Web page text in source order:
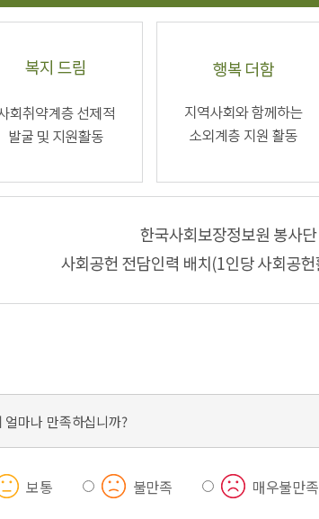
마나 만족하십니까?
보통 불만족 매우불만족